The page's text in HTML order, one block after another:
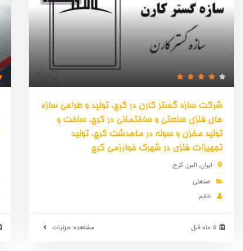
شرکت سازه گستر کارن در کرج، تولید و طراحی سازه
های فلزی صنعتی و ساختمانی در کرج، ساخت و
تولید مخزن و سوله در ماهدشت کرج، تولید
تجهیزات فلزی در شهرک خوارزمی کرج
ایران, البرز, کرج
صنعتی
خانم
مشاهده جزئیات 6 ماه قبل